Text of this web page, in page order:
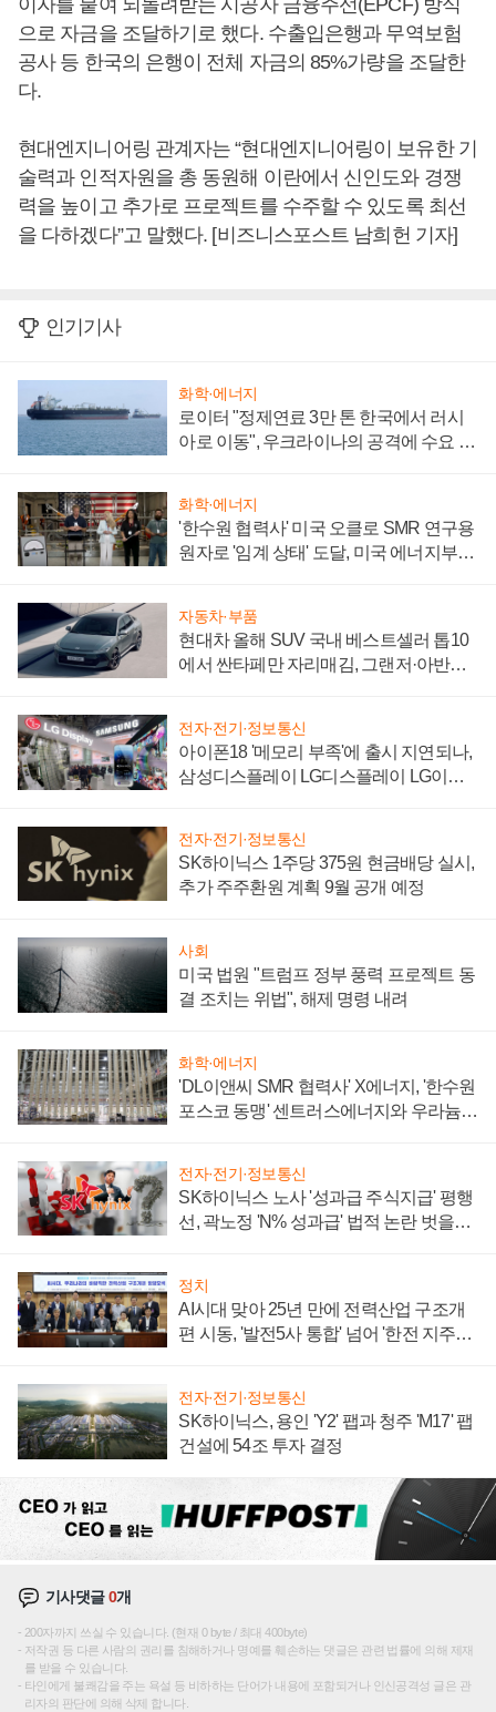
이자를 붙여 되돌려받는 시공자 금융주선(EPCF) 방식
으로 자금을 조달하기로 했다. 수출입은행과 무역보험
공사 등 한국의 은행이 전체 자금의 85%가량을 조달한
다.
현대엔지니어링 관계자는 “현대엔지니어링이 보유한 기
술력과 인적자원을 총 동원해 이란에서 신인도와 경쟁
력을 높이고 추가로 프로젝트를 수주할 수 있도록 최선
을 다하겠다”고 말했다. [비즈니스포스트 남희헌 기자]
인기기사
화학·에너지
로이터 "정제연료 3만 톤 한국에서 러시
아로 이동", 우크라이나의 공격에 수요 늘
화학·에너지
'한수원 협력사' 미국 오클로 SMR 연구용
원자로 '임계 상태' 도달, 미국 에너지부
자동차·부품
현대차 올해 SUV 국내 베스트셀러 톱10
에서 싼타페만 자리매김, 그랜저·아반떼
전자·전기·정보통신
아이폰18 '메모리 부족'에 출시 지연되나,
삼성디스플레이 LG디스플레이 LG이노
전자·전기·정보통신
SK하이닉스 1주당 375원 현금배당 실시,
추가 주주환원 계획 9월 공개 예정
사회
미국 법원 "트럼프 정부 풍력 프로젝트 동
결 조치는 위법", 해제 명령 내려
화학·에너지
'DL이앤씨 SMR 협력사' X에너지, '한수원
포스코 동맹' 센트러스에너지와 우라늄
전자·전기·정보통신
SK하이닉스 노사 '성과급 주식지급' 평행
선, 곽노정 'N% 성과급' 법적 논란 벗을지
정치
AI시대 맞아 25년 만에 전력산업 구조개
편 시동, '발전5사 통합' 넘어 '한전 지주사'
전자·전기·정보통신
SK하이닉스, 용인 'Y2' 팹과 청주 'M17' 팹
건설에 54조 투자 결정
기사댓글0개
200자까지 쓰실 수 있습니다. (현재 0 byte / 최대 400byte)
저작권 등 다른 사람의 권리를 침해하거나 명예를 훼손하는 댓글은 관련 법률에 의해 제재
를 받을 수 있습니다.
타인에게 불쾌감을 주는 욕설 등 비하하는 단어가 내용에 포함되거나 인신공격성 글은 관
리자의 판단에 의해 삭제 합니다.